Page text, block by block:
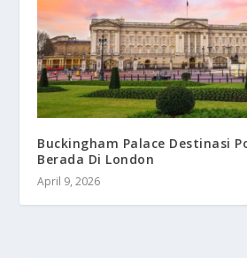
Buckingham Palace Destinasi
Berada Di London
April 9, 2026